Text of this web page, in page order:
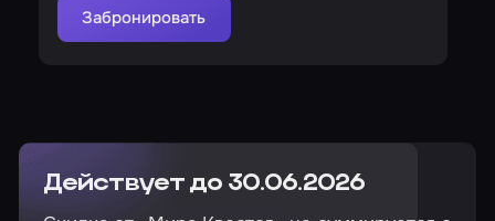
Забронировать
Действует до 30.06.2026